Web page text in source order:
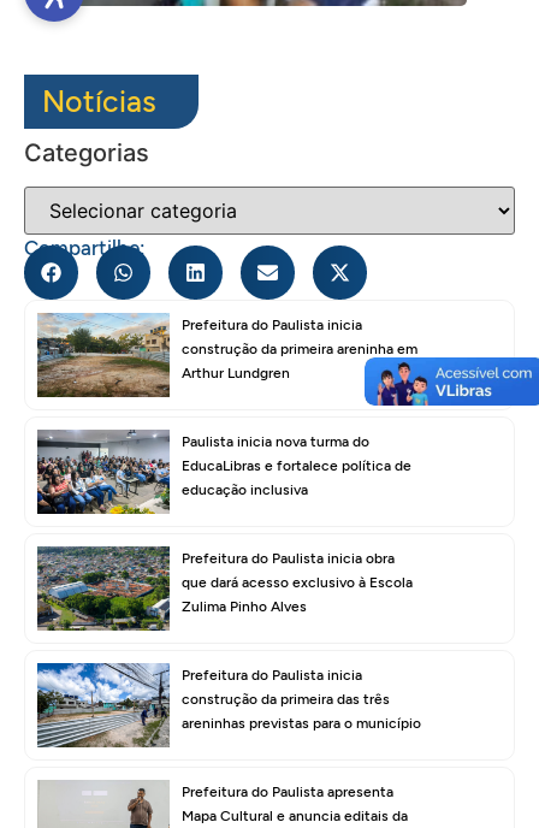
Notícias
Categorias
Compartilhe:
Prefeitura do Paulista inicia
construção da primeira areninha em
Arthur Lundgren
Paulista inicia nova turma do
EducaLibras e fortalece política de
educação inclusiva
Prefeitura do Paulista inicia obra
que dará acesso exclusivo à Escola
Zulima Pinho Alves
Prefeitura do Paulista inicia
construção da primeira das três
areninhas previstas para o município
Prefeitura do Paulista apresenta
Mapa Cultural e anuncia editais da